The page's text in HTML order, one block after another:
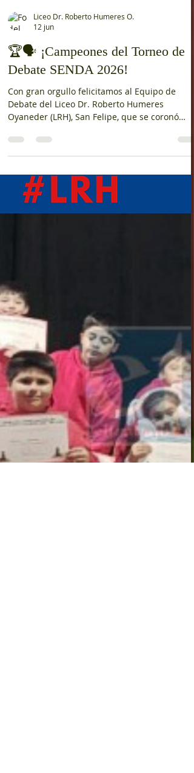
Aprendizaje Basado en Proyectos (ABP), las y
los estudiantes comenzaron a construir su
metas, intereses y desafíos, mientras
desarrollan habilidades fundamenta
Load video
🏆🗣️ ¡Campeones del Torneo de
Debate SENDA 2026!
Felipe. Durante una intensa jornada que se
extendió desde las 10:00 hasta cerca de las
14:00 horas, nuestros estudiantes
excelentes habilidades de argumentación,
pensamiento crítico, trabajo en equipo y
expresión oral, enfrentándose a destacados
establecimien